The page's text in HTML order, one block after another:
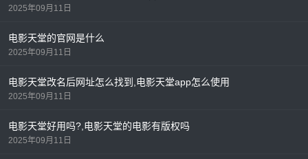
2025年09月11日
电影天堂的官网是什么
2025年09月11日
电影天堂改名后网址怎么找到,电影天堂app怎么使用
2025年09月11日
电影天堂好用吗?,电影天堂的电影有版权吗
2025年09月11日